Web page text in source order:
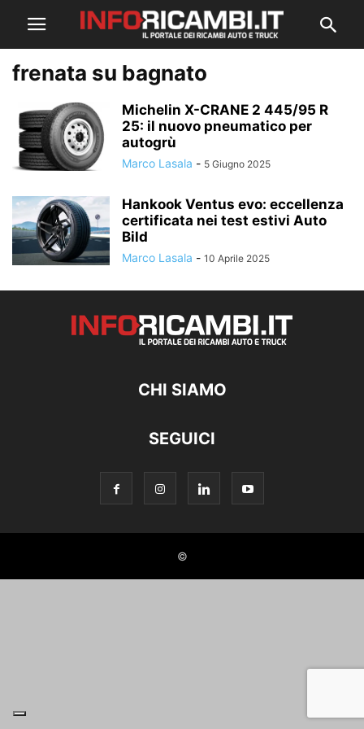
frenata su bagnato
Michelin X-CRANE 2 445/95 R
25: il nuovo pneumatico per
autogrù
Marco Lasala - 5 Giugno 2025
Hankook Ventus evo: eccellenza
certificata nei test estivi Auto
Bild
Marco Lasala - 10 Aprile 2025
CHI SIAMO
SEGUICI
©